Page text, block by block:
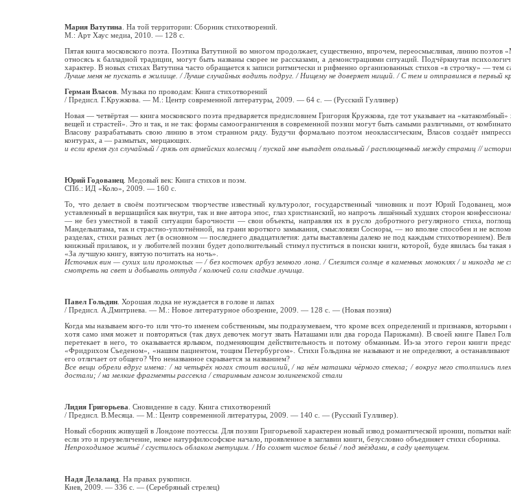
Мария Ватутина . На той территории: Сборник стихотворений.
М.: Арт Хаус медиа, 2010. — 128 с.
Пятая книга московского поэта. Поэтика Ватутиной во многом продолжает, существенно, впрочем, переосмысливая, линию
относясь к балладной традиции, могут быть названы скорее не рассказами, а демонстрациями ситуаций. Подчёркнутая
характер. В новых стихах Ватутина часто обращается к записи ритмически и рифменно организованных стихов «в строчку» — тем
Лучше меня не пускать в жилище. / Лучше случайных водить подруг. / Нищему не доверяет нищий. / С тем и отправимся в первый
Герман Власов . Музыка по проводам: Книга стихотворений
/ Предисл. Г.Кружкова. — М.: Центр современной литературы, 2009. — 64 с. — (Русский Гулливер)
Новая — четвёртая — книга московского поэта предваряется предисловием Григория Кружкова, где тот указывает на
вещей и страстей». Это и так, и не так: формы самоограничения в современной поэзии могут быть самыми различными, от
Власову разрабатывать свою линию в этом странном ряду. Будучи формально поэтом неоклассическим, Власов создаёт
контурах, а — размытых, мерцающих.
и если время гул случайный / грязь от армейских колесниц / пускай мне выпадет опальный / расплющенный между страниц //
Юрий Годованец . Медовый век: Книга стихов и поэм.
СПб.: ИД «Коло», 2009. — 160 с.
То, что делает в своём поэтическом творчестве известный культуролог, государственный чиновник и поэт Юрий Годованец,
уставленный в вершащийся как внутри, так и вне автора эпос, глаз христианский, но напрочь лишённый худших сторон
— не без уместной в такой ситуации барочности — свои объекты, направляя их в русло добротного регулярного стиха,
Мандельштама, так и страстно-уплотнённой, на грани короткого замыкания, смысловязи Сосноры, — но вполне способен и не
разделах, стихи разных лет (в основном — последнего двадцатилетия: даты выставлены далеко не под каждым стихотворением).
книжный прилавок, и у любителей поэзии будет дополнительный стимул пуститься в поиски книги, которой, буде явилась бы
«За лучшую книгу, взятую почитать на ночь».
Источник вин — сухих или промоклых — / без косточек арбуз земного лона. / Слезится солнце в каменных моноклях / и никогда
смотреть на свет и добывать оттуда / колючей соли сладкие лучища.
Павел Гольдин . Хорошая лодка не нуждается в голове и лапах
/ Предисл. А.Дмитриева. — М.: Новое литературное обозрение, 2009. — 128 с. — (Новая поэзия)
Когда мы называем кого-то или что-то именем собственным, мы подразумеваем, что кроме всех определений и признаков,
хотя само имя может и повторяться (так двух девочек могут звать Наташами или два города Парижами). В своей книге Павел
перетекает в него, то оказывается ярлыком, подменяющим действительность и потому обманным. Из-за этого герои книги
«Фридрихом Съеденом», «нашим пациентом, тощим Петербургом». Стихи Гольдина не называют и не определяют, а
его отличает от общего? Что неназванное скрывается за названием?
Все вещи обрели вдруг имена: / на четырёх ногах стоит василий, / на нём наташки чёрного стекла; / вокруг него столпились
достали; / на мелкие фрагменты рассекла / старинным гансом золингенской стали
Лидия Григорьева . Сновидение в саду. Книга стихотворений
/ Предисл. В.Месяца. — М.: Центр современной литературы, 2009. — 140 с. — (Русский Гулливер).
Новый сборник живущей в Лондоне поэтессы. Для поэзии Григорьевой характерен новый извод романтической иронии, попытки
если это и преувеличение, некое натурфилософское начало, проявленное в заглавии книги, безусловно объединяет стихи сборника.
Непроходимое житьё / сгустилось облаком гнетущим. / Но сохнет чистое бельё / под звёздами, в саду цветущем.
Надя Делаланд . На правах рукописи.
Киев, 2009. — 336 с. — (Серебряный стрелец)